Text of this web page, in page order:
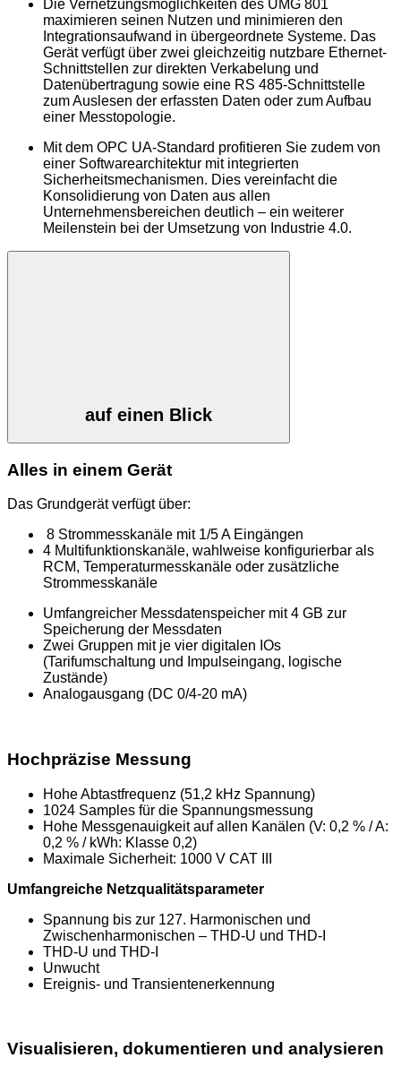
Die Vernetzungsmöglichkeiten des UMG 801
maximieren seinen Nutzen und minimieren den
Integrationsaufwand in übergeordnete Systeme. Das
Gerät verfügt über zwei gleichzeitig nutzbare Ethernet-
Schnittstellen zur direkten Verkabelung und
Datenübertragung sowie eine RS 485-Schnittstelle
zum Auslesen der erfassten Daten oder zum Aufbau
einer Messtopologie.
Mit dem OPC UA-Standard profitieren Sie zudem von
einer Softwarearchitektur mit integrierten
Sicherheitsmechanismen. Dies vereinfacht die
Konsolidierung von Daten aus allen
Unternehmensbereichen deutlich – ein weiterer
Meilenstein bei der Umsetzung von Industrie 4.0.
auf einen Blick
Alles in einem Gerät
Das Grundgerät verfügt über:
8 Strommesskanäle mit 1/5 A Eingängen
4 Multifunktionskanäle, wahlweise konfigurierbar als
RCM, Temperaturmesskanäle oder zusätzliche
Strommesskanäle
Umfangreicher Messdatenspeicher mit 4 GB zur
Speicherung der Messdaten
Zwei Gruppen mit je vier digitalen IOs
(Tarifumschaltung und Impulseingang, logische
Zustände)
Analogausgang (DC 0/4-20 mA)
Hochpräzise Messung
Hohe Abtastfrequenz (51,2 kHz Spannung)
1024 Samples für die Spannungsmessung
Hohe Messgenauigkeit auf allen Kanälen (V: 0,2 % / A:
0,2 % / kWh: Klasse 0,2)
Maximale Sicherheit: 1000 V CAT III
Umfangreiche Netzqualitätsparameter
Spannung bis zur 127. Harmonischen und
Zwischenharmonischen – THD-U und THD-I
THD-U und THD-I
Unwucht
Ereignis- und Transientenerkennung
Visualisieren, dokumentieren und analysieren